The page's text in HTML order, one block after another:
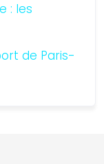
: les
de Paris-